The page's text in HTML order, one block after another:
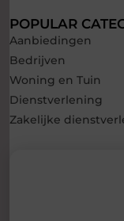
POPULAR
Aanbiedingen
Bedrijven
Woning en Tuin
Dienstverlening
Zakelijke